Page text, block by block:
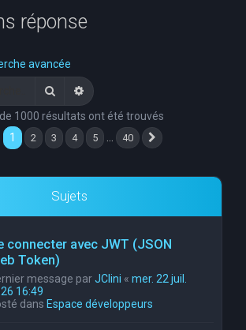
réponse
avancée
RechercherRecherche avancée
1000 résultats ont été trouvés
1 sur 40
1 2 3 4 5 … 40
Sujets
connecter avec JWT (JSON
Token)
message parJClini « mer. 22 juil.
16:49
dans Espace développeurs